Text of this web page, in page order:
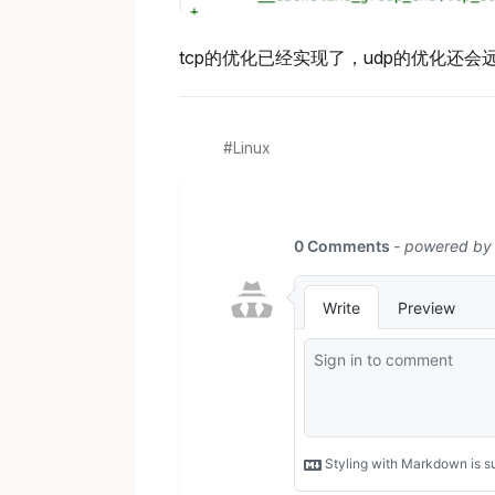
tcp的优化已经实现了，udp的优化还会
Linux